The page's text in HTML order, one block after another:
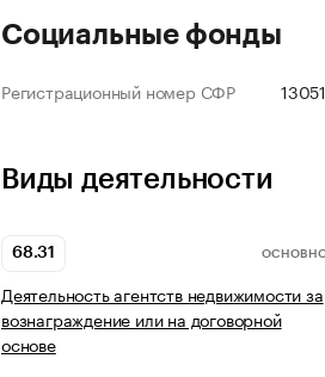
Социальные фонды
Регистрационный номер СФР
Виды деятельности
68.31
Деятельность агентств недвижимости за
вознаграждение или на договорной
основе